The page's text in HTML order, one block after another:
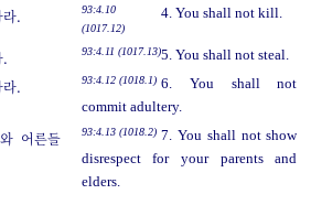
.
93:4.10
(1017.12)
4. You shall not kill.
. 93:4.11 (1017.13)5. You shall not steal.
. 93:4.12 (1018.1) 6. You shall not
commit adultery.
어른들
93:4.13 (1018.2) 7. You shall not show
disrespect for your parents and
elders.